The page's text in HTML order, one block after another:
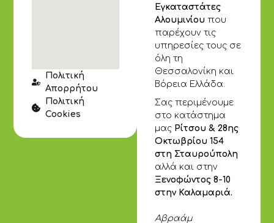
Εγκαταστάτες
Αλουμινίου που
παρέχουν τις
υπηρεσίες τους σε
όλη τη
Θεσσαλονίκη και
Βόρεια Ελλάδα.
Σας περιμένουμε
στο κατάστημα
μας Ρίτσου & 28ης
Οκτωβρίου 154
στη Σταυρούπολη
αλλά και στην
Ξενοφώντος 8-10
στην Καλαμαριά.
Αβραάμ
Πολιτική
Απορρήτου
Πολιτική
Cookies